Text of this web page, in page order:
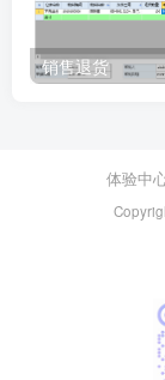
销售退货
体验中